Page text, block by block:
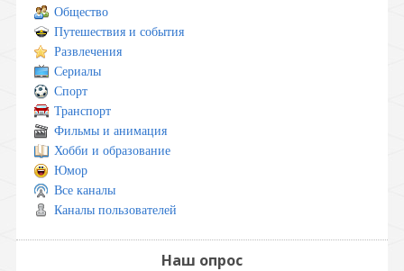
Общество
Путешествия и события
Развлечения
Сериалы
Спорт
Транспорт
Фильмы и анимация
Хобби и образование
Юмор
Все каналы
Каналы пользователей
Наш опрос